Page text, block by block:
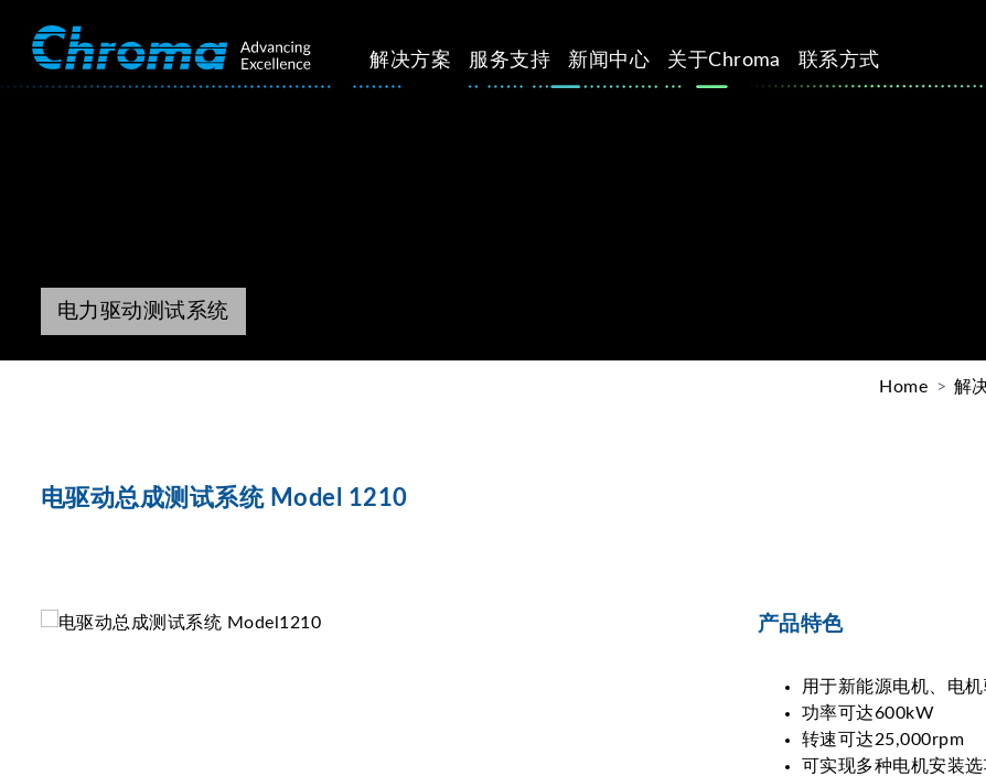
解决方案 服务支持 新闻中心 关于Chroma 联系方式
电力驱动测试系统
Home 解
电驱动总成测试系统 Model 1210
产品特色
用于新能源电机、电
功率可达600kW
转速可达25,000rpm
可实现多种电机安装选